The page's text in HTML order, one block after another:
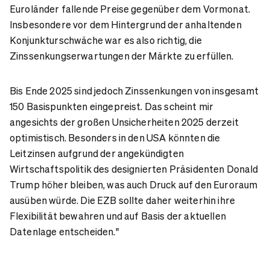
Euroländer fallende Preise gegenüber dem Vormonat.
Insbesondere vor dem Hintergrund der anhaltenden
Konjunkturschwäche war es also richtig, die
Zinssenkungserwartungen der Märkte zu erfüllen.
Bis Ende 2025 sind jedoch Zinssenkungen von insgesamt
150 Basispunkten eingepreist. Das scheint mir
angesichts der großen Unsicherheiten 2025 derzeit
optimistisch. Besonders in den USA könnten die
Leitzinsen aufgrund der angekündigten
Wirtschaftspolitik des designierten Präsidenten Donald
Trump höher bleiben, was auch Druck auf den Euroraum
ausüben würde. Die EZB sollte daher weiterhin ihre
Flexibilität bewahren und auf Basis der aktuellen
Datenlage entscheiden."